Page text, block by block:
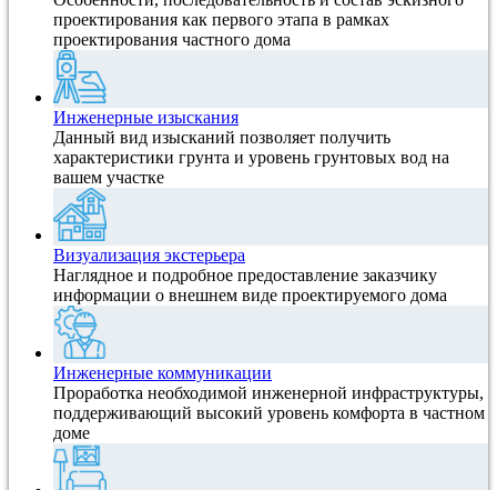
проектирования как первого этапа в рамках
проектирования частного дома
Инженерные изыскания
Данный вид изысканий позволяет получить
характеристики грунта и уровень грунтовых вод на
вашем участке
Визуализация экстерьера
Наглядное и подробное предоставление заказчику
информации о внешнем виде проектируемого дома
Инженерные коммуникации
Проработка необходимой инженерной инфраструктуры,
поддерживающий высокий уровень комфорта в частном
доме